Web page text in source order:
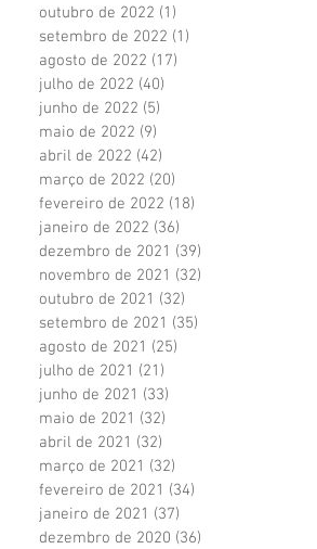
outubro de 2022 (1)
setembro de 2022 (1)
agosto de 2022 (17)
julho de 2022 (40)
junho de 2022 (5)
maio de 2022 (9)
abril de 2022 (42)
março de 2022 (20)
fevereiro de 2022 (18)
janeiro de 2022 (36)
dezembro de 2021 (39)
novembro de 2021 (32)
outubro de 2021 (32)
setembro de 2021 (35)
agosto de 2021 (25)
julho de 2021 (21)
junho de 2021 (33)
maio de 2021 (32)
abril de 2021 (32)
março de 2021 (32)
fevereiro de 2021 (34)
janeiro de 2021 (37)
dezembro de 2020 (36)